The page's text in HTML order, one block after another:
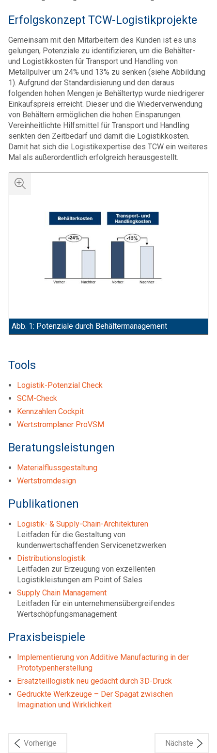
Erfolgskonzept TCW-Logistikprojekte
Gemeinsam mit den Mitarbeitern des Kunden ist es uns
gelungen, Potenziale zu identifizieren, um die Behälter-
und Logistikkosten für Transport und Handling von
Metallpulver um 24% und 13% zu senken (siehe Abbildung
1). Aufgrund der Standardisierung und den daraus
folgenden hohen Mengen je Behältertyp wurde niedrigerer
Einkaufspreis erreicht. Dieser und die Wiederverwendung
von Behältern ermöglichen die hohen Einsparungen.
Vereinheitlichte Hilfsmittel für Transport und Handling
senkten den Zeitbedarf und damit die Logistikkosten.
Damit hat sich die Logistikexpertise des TCW ein weiteres
Mal als außerordentlich erfolgreich herausgestellt.
Abb. 1: Potenziale durch Behältermanagement
Tools
Logistik-Potenzial Check
SCM-Check
Kennzahlen Cockpit
Wertstromplaner ProVSM
Beratungsleistungen
Materialflussgestaltung
Wertstromdesign
Publikationen
Logistik- & Supply-Chain-Architekturen
Leitfaden für die Gestaltung von
kundenwertschaffenden Servicenetzwerken
Distributionslogistik
Leitfaden zur Erzeugung von exzellenten
Logistikleistungen am Point of Sales
Supply Chain Management
Leitfaden für ein unternehmensübergreifendes
Wertschöpfungsmanagement
Praxisbeispiele
Implementierung von Additive Manu­facturing in der
Prototypenherstellung
Ersatzteillogistik neu gedacht durch 3D-Druck
Gedruckte Werkzeuge – Der Spagat zwischen
Imagination und Wirklichkeit
Vorherige Nächste